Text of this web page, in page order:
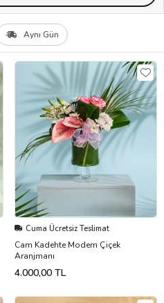
Aynı Gün
Cuma Ücretsiz Teslimat
Cam Kadehte Modern Çiçek
Aranjmanı
4.000,00 TL